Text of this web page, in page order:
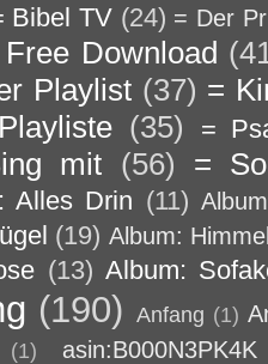
Bibel TV (24) = Der
Download
Playlist (37) =
(35)
=
mit (56) =
Alles Drin (11)
(19) Album:
(13) Album:
(190) Anfang (1)
(1) asin:B000N3PK4K